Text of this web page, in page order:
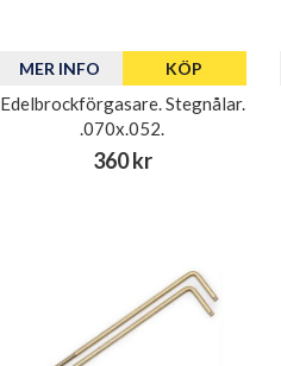
MER INFO KÖP
Edelbrockförgasare. Stegnålar.
.070x.052.
360 kr